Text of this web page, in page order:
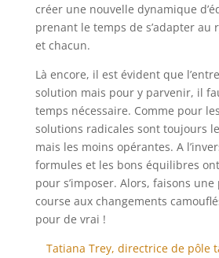
créer une nouvelle dynamique
prenant le temps de s’adapter au
et chacun.
Là encore, il est évident que
solution mais pour y parvenir, il
temps nécessaire. Comme pour
solutions radicales sont toujours
mais les moins opérantes. A
formules et les bons équilibres
pour s’imposer. Alors, faisons
course aux changements
pour de vrai !
Tatiana Trey, directrice de pôle